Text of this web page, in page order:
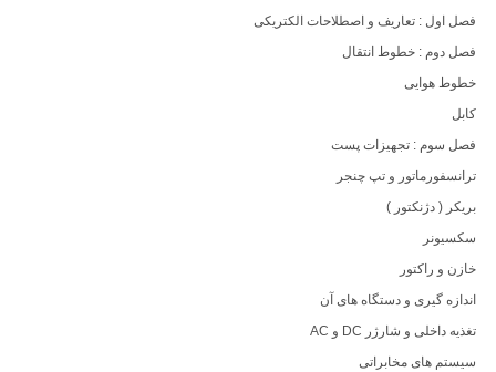
فصل اول : تعاریف و اصطلاحات الکتریکی
فصل دوم : خطوط انتقال
خطوط هوایی
کابل
فصل سوم : تجهیزات پست
ترانسفورماتور و تپ چنجر
بریکر ( دژنکتور )
سکسیونر
خازن و راکتور
اندازه گیری و دستگاه های آن
تغذیه داخلی و شارژر DC و AC
سیستم های مخابراتی